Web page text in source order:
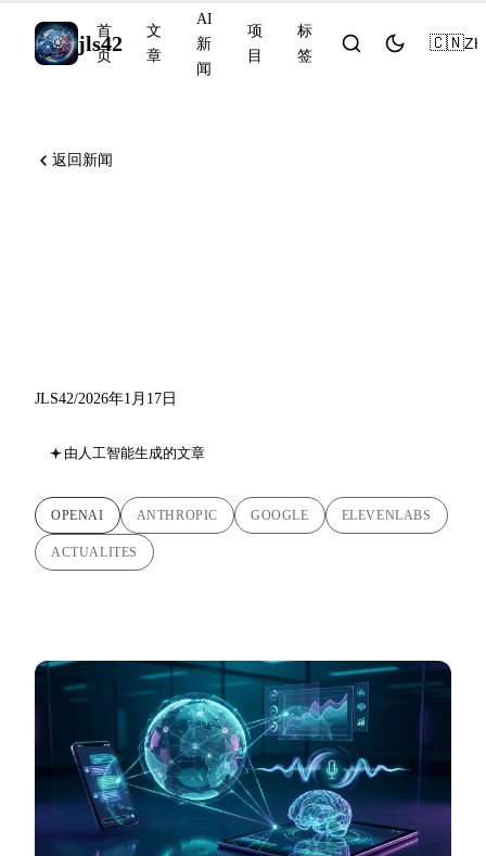
jls42
首
页
文
章
AI
新
闻
项
目
标
签
🇨🇳ZH
返回新闻
JLS42/2026年1月17日
由人工智能生成的文章
OPENAI ANTHROPIC GOOGLE ELEVENLABS
ACTUALITES